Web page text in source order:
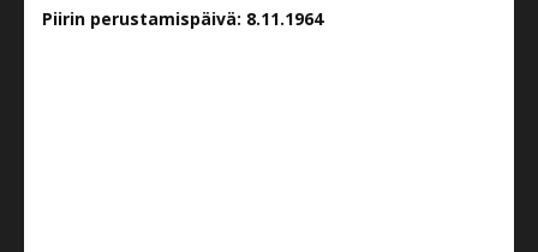
Piirin perustamispäivä: 8.11.1964